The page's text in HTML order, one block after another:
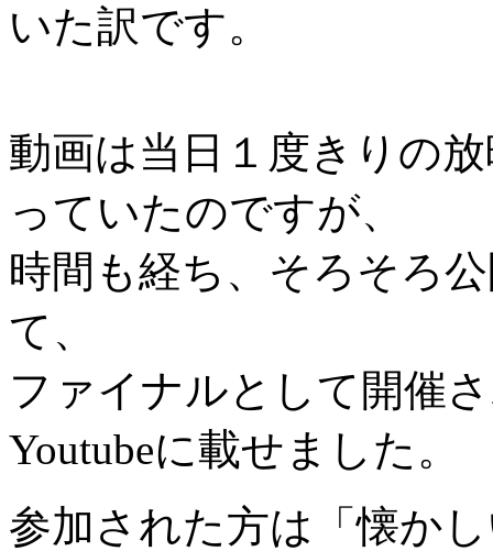
いた訳です。
動画は当日１度きりの
っていたのですが、
時間も経ち、そろそろ
て、
ファイナルとして開催
Youtubeに載せました。
参加された方は「懐か